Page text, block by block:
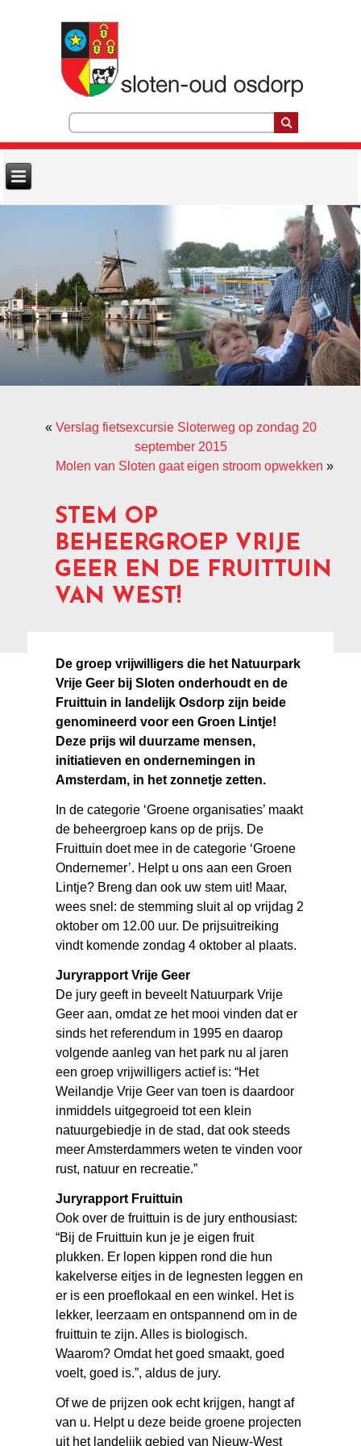
« Verslag fietsexcursie Sloterweg op zondag 20
september 2015
Molen van Sloten gaat eigen stroom opwekken »
STEM OP
BEHEERGROEP VRIJE
GEER EN DE FRUITTUIN
VAN WEST!
De groep vrijwilligers die het Natuurpark
Vrije Geer bij Sloten onderhoudt en de
Fruittuin in landelijk Osdorp zijn beide
genomineerd voor een Groen Lintje!
Deze prijs wil duurzame mensen,
initiatieven en ondernemingen in
Amsterdam, in het zonnetje zetten.
In de categorie ‘Groene organisaties’ maakt
de beheergroep kans op de prijs. De
Fruittuin doet mee in de categorie ‘Groene
Ondernemer’. Helpt u ons aan een Groen
Lintje? Breng dan ook uw stem uit! Maar,
wees snel: de stemming sluit al op vrijdag 2
oktober om 12.00 uur. De prijsuitreiking
vindt komende zondag 4 oktober al plaats.
Juryrapport Vrije Geer
De jury geeft in beveelt Natuurpark Vrije
Geer aan, omdat ze het mooi vinden dat er
sinds het referendum in 1995 en daarop
volgende aanleg van het park nu al jaren
een groep vrijwilligers actief is: “Het
Weilandje Vrije Geer van toen is daardoor
inmiddels uitgegroeid tot een klein
natuurgebiedje in de stad, dat ook steeds
meer Amsterdammers weten te vinden voor
rust, natuur en recreatie.”
Juryrapport Fruittuin
Ook over de fruittuin is de jury enthousiast:
“Bij de Fruittuin kun je je eigen fruit
plukken. Er lopen kippen rond die hun
kakelverse eitjes in de legnesten leggen en
er is een proeflokaal en een winkel. Het is
lekker, leerzaam en ontspannend om in de
fruittuin te zijn. Alles is biologisch.
Waarom? Omdat het goed smaakt, goed
voelt, goed is.”, aldus de jury.
Of we de prijzen ook echt krijgen, hangt af
van u. Helpt u deze beide groene projecten
uit het landelijk gebied van Nieuw-West